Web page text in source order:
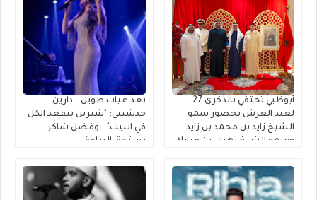
أبوظبي تحتفي بالذكرى 27
لعيد العرش بحضور سمو
الشيخ زايد بن محمد بن زايد
وسمو الشيخ نهيان بن مبارك
بعد غياب طويل.. دارين
حدشيتي: "شيرين بتقعد الكل
في البيت".. وفضل شاكر
يستحق البراءة